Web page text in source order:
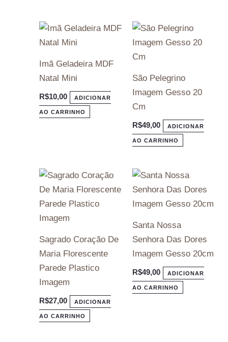
Imã Geladeira MDF
Natal Mini
R$10,00 ADICIONAR
AO CARRINHO
São Pelegrino
Imagem Gesso 20
Cm
R$49,00 ADICIONAR
AO CARRINHO
Sagrado Coração De
Maria Florescente
Parede Plastico
Imagem
R$27,00 ADICIONAR
AO CARRINHO
Santa Nossa
Senhora Das Dores
Imagem Gesso 20cm
R$49,00 ADICIONAR
AO CARRINHO